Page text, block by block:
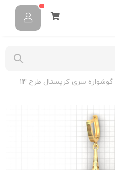
سری کریستال طرح 14